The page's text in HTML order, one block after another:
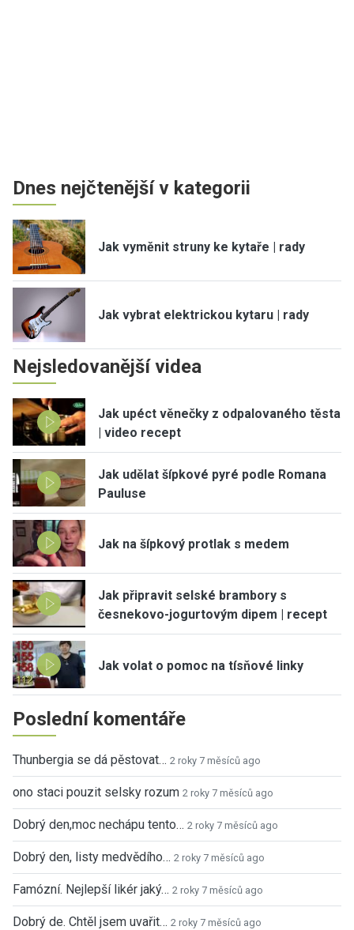
Dnes nejčtenější v kategorii
Jak vyměnit struny ke kytaře | rady
Jak vybrat elektrickou kytaru | rady
Nejsledovanější videa
Jak upéct věnečky z odpalovaného těsta
| video recept
Jak udělat šípkové pyré podle Romana
Pauluse
Jak na šípkový protlak s medem
Jak připravit selské brambory s
česnekovo-jogurtovým dipem | recept
Jak volat o pomoc na tísňové linky
Poslední komentáře
Thunbergia se dá pěstovat… 2 roky 7 měsíců ago
ono staci pouzit selsky rozum 2 roky 7 měsíců ago
Dobrý den,moc nechápu tento… 2 roky 7 měsíců ago
Dobrý den, listy medvědího… 2 roky 7 měsíců ago
Famózní. Nejlepší likér jaký… 2 roky 7 měsíců ago
Dobrý de. Chtěl jsem uvařit… 2 roky 7 měsíců ago